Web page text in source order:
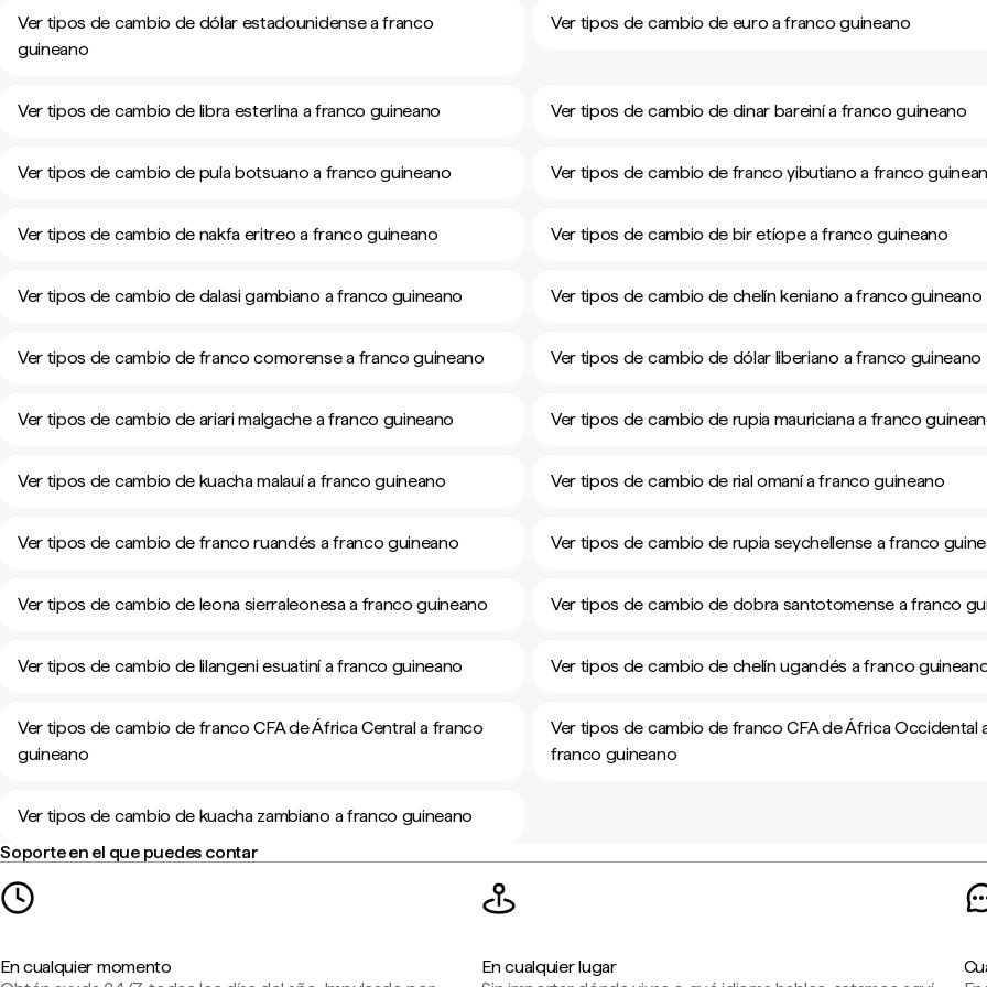
Ver tipos de cambio de dólar estadounidense a franco
guineano
Ver tipos de cambio de euro a franco guineano
Ver tipos de cambio de libra esterlina a franco guineano Ver tipos de cambio de dinar bareiní a franco guineano
Ver tipos de cambio de pula botsuano a franco guineano Ver tipos de cambio de franco yibutiano a franco
Ver tipos de cambio de nakfa eritreo a franco guineano Ver tipos de cambio de bir etíope a franco guineano
Ver tipos de cambio de dalasi gambiano a franco guineano Ver tipos de cambio de chelín keniano a franco guineano
Ver tipos de cambio de franco comorense a franco guineano Ver tipos de cambio de dólar liberiano a franco guineano
Ver tipos de cambio de ariari malgache a franco guineano Ver tipos de cambio de rupia mauriciana a franco
Ver tipos de cambio de kuacha malauí a franco guineano Ver tipos de cambio de rial omaní a franco guineano
Ver tipos de cambio de franco ruandés a franco guineano Ver tipos de cambio de rupia seychellense a franco
Ver tipos de cambio de leona sierraleonesa a franco guineano Ver tipos de cambio de dobra santotomense a franco
Ver tipos de cambio de lilangeni esuatiní a franco guineano Ver tipos de cambio de chelín ugandés a franco
Ver tipos de cambio de franco CFA de África Central a franco
guineano
Ver tipos de cambio de franco CFA de África Occidental
franco guineano
Ver tipos de cambio de kuacha zambiano a franco guineano
Soporte en el que puedes contar
En cualquier momento
En cualquier lugar